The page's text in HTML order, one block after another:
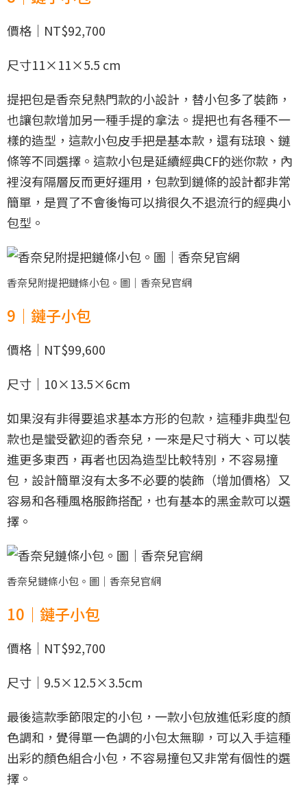
價格｜NT$92,700
尺寸11×11×5.5 cm
提把包是香奈兒熱門款的小設計，替小包多了裝飾，
也讓包款增加另一種手提的拿法。提把也有各種不一
樣的造型，這款小包皮手把是基本款，還有琺琅、鏈
條等不同選擇。這款小包是延續經典CF的迷你款，內
裡沒有隔層反而更好運用，包款到鏈條的設計都非常
簡單，是買了不會後悔可以揹很久不退流行的經典小
包型。
香奈兒附提把鏈條小包。圖｜香奈兒官網
9｜鏈子小包
價格｜NT$99,600
尺寸｜10×13.5×6cm
如果沒有非得要追求基本方形的包款，這種非典型包
款也是蠻受歡迎的香奈兒，一來是尺寸稍大、可以裝
進更多東西，再者也因為造型比較特別，不容易撞
包，設計簡單沒有太多不必要的裝飾（增加價格）又
容易和各種風格服飾搭配，也有基本的黑金款可以選
擇。
香奈兒鏈條小包。圖｜香奈兒官網
10｜鏈子小包
價格｜NT$92,700
尺寸｜9.5×12.5×3.5cm
最後這款季節限定的小包，一款小包放進低彩度的顏
色調和，覺得單一色調的小包太無聊，可以入手這種
出彩的顏色組合小包，不容易撞包又非常有個性的選
擇。